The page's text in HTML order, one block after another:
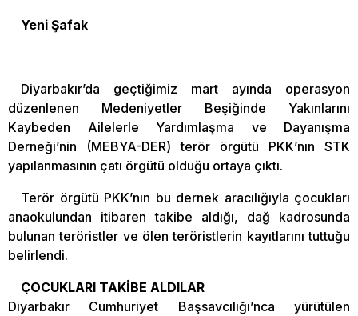
Yeni Şafak
Diyarbakır’da geçtiğimiz mart ayında operasyon
düzenlenen Medeniyetler Beşiğinde Yakınlarını
Kaybeden Ailelerle Yardımlaşma ve Dayanışma
Derneği’nin (MEBYA-DER) terör örgütü PKK’nın STK
yapılanmasının çatı örgütü olduğu ortaya çıktı.
Terör örgütü PKK’nın bu dernek aracılığıyla çocukları
anaokulundan itibaren takibe aldığı, dağ kadrosunda
bulunan teröristler ve ölen teröristlerin kayıtlarını tuttuğu
belirlendi.
ÇOCUKLARI TAKİBE ALDILAR
Diyarbakır Cumhuriyet Başsavcılığı’nca yürütülen